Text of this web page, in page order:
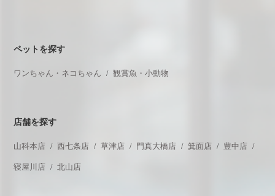
ペットを探す
ワンちゃん・ネコちゃん 観賞魚・小動物
店舗を探す
山科本店 西七条店 草津店 門真大橋店 箕面店 豊中店
寝屋川店 北山店